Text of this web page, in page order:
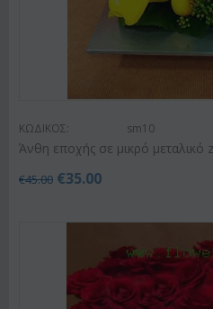
ΚΩΔΙΚΟΣ: sm10
Άνθη εποχής σε μικρό μεταλικό
€45.00 €35.00